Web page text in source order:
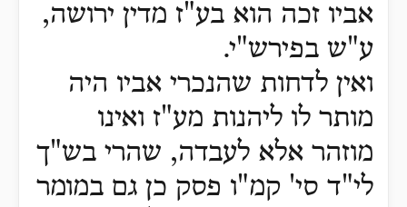
אביו זכה הוא בע"ז מדין ירושה,
ע"ש בפירש"י.
ואין לדחות שהנכרי אביו היה
מותר לו ליהנות מע"ז ואינו
מוזהר אלא לעבדה, שהרי בש"ך
לי"ד סי' קמ"ו פסק כן גם במומר